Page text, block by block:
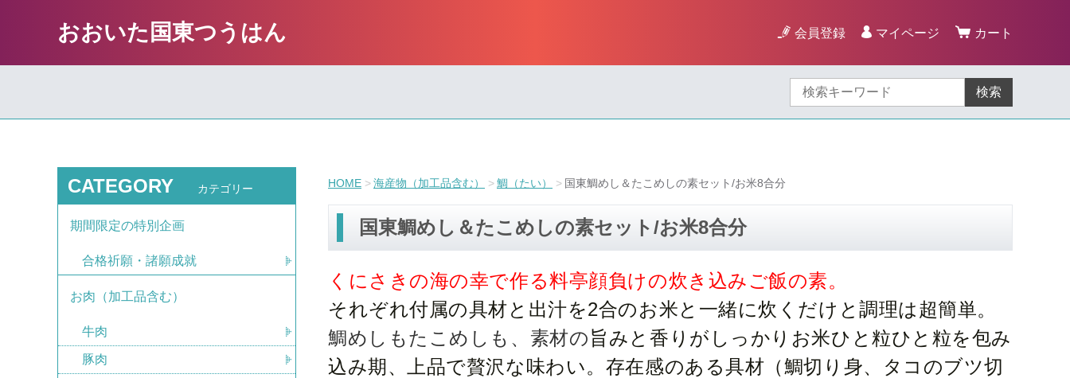
おおいた国東つうはん 会員登録 マイページ カート
検索
HOME 海産物（加工品含む） 鯛（たい） 国東鯛めし＆たこめしの素セット/お米8合分
国東鯛めし＆たこめしの素セット/お米8合分
くにさきの海の幸で作る料亭顔負けの炊き込みご飯の素。
それぞれ付属の具材と出汁を2合のお米と一緒に炊くだけと調理は超簡単。
鯛めしもたこめしも、素材の旨みと香りがしっかりお米ひと粒ひと粒を包み
込み期、上品で贅沢な味わい。存在感のある具材（鯛切り身、タコのブツ切
CATEGORY カテゴリー
期間限定の特別企画
合格祈願・諸願成就
お肉（加工品含む）
牛肉
豚肉